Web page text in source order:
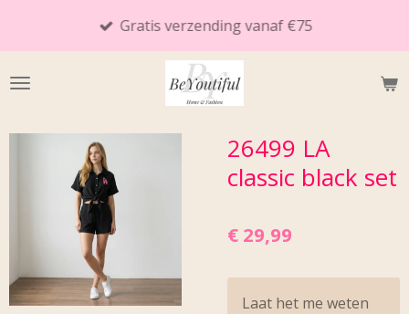
de
Gratis verzending vanaf €75
26499 LA
classic black set
€ 29,99
Laat het me weten